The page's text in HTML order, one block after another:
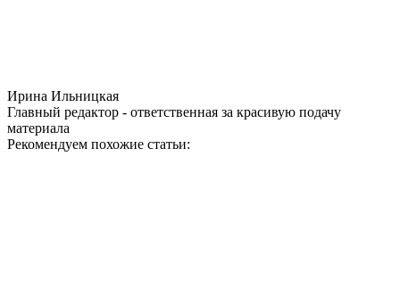
Ирина Ильницкая
Главный редактор - ответственная за красивую подачу
материала
Рекомендуем похожие статьи: